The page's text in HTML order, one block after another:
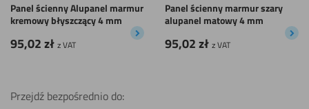
Panel ścienny Alupanel marmur
kremowy błyszczący 4 mm
95,02zł z VAT
Panel ścienny marmur szary
alupanel matowy 4 mm
95,02zł z VAT
Przejdź bezpośrednio do: